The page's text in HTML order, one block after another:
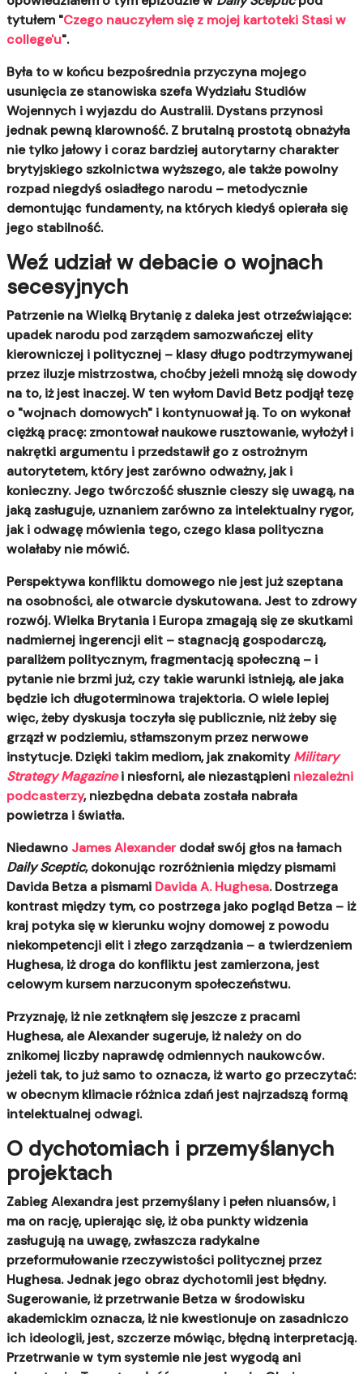
tytułem "Czego nauczyłem się z mojej kartoteki Stasi w
college'u".
Była to w końcu bezpośrednia przyczyna mojego
usunięcia ze stanowiska szefa Wydziału Studiów
Wojennych i wyjazdu do Australii. Dystans przynosi
jednak pewną klarowność. Z brutalną prostotą obnażyła
nie tylko jałowy i coraz bardziej autorytarny charakter
brytyjskiego szkolnictwa wyższego, ale także powolny
rozpad niegdyś osiadłego narodu – metodycznie
demontując fundamenty, na których kiedyś opierała się
jego stabilność.
Weź udział w debacie o wojnach
secesyjnych
Patrzenie na Wielką Brytanię z daleka jest otrzeźwiające:
upadek narodu pod zarządem samozwańczej elity
kierowniczej i politycznej – klasy długo podtrzymywanej
przez iluzje mistrzostwa, choćby jeżeli mnożą się dowody
na to, iż jest inaczej. W ten wyłom David Betz podjął tezę
o "wojnach domowych" i kontynuował ją. To on wykonał
ciężką pracę: zmontował naukowe rusztowanie, wyłożył i
nakrętki argumentu i przedstawił go z ostrożnym
autorytetem, który jest zarówno odważny, jak i
konieczny. Jego twórczość słusznie cieszy się uwagą, na
jaką zasługuje, uznaniem zarówno za intelektualny rygor,
jak i odwagę mówienia tego, czego klasa polityczna
wolałaby nie mówić.
Perspektywa konfliktu domowego nie jest już szeptana
na osobności, ale otwarcie dyskutowana.Jest to zdrowy
rozwój. Wielka Brytania i Europa zmagają się ze skutkami
nadmiernej ingerencji elit – stagnacją gospodarczą,
paraliżem politycznym, fragmentacją społeczną – i
pytanie nie brzmi już, czy takie warunki istnieją, ale jaka
będzie ich długoterminowa trajektoria. O wiele lepiej
więc, żeby dyskusja toczyła się publicznie, niż żeby się
grzązł w podziemiu, stłamszonym przez nerwowe
instytucje. Dzięki takim mediom, jak znakomityMilitary
Strategy Magazinei niesforni, ale niezastąpieni niezależni
podcasterzy, niezbędna debata została nabrała
powietrza i światła.
Niedawno James Alexanderdodał swój głos na łamach
Daily Sceptic, dokonując rozróżnienia między pismami
Davida Betza a pismami Davida A. Hughesa. Dostrzega
kontrast między tym, co postrzega jako pogląd Betza – iż
kraj potyka się w kierunku wojny domowej z powodu
niekompetencji elit i złego zarządzania – a twierdzeniem
Hughesa, iż droga do konfliktu jest zamierzona, jest
celowym kursem narzuconym społeczeństwu.
Przyznaję, iż nie zetknąłem się jeszcze z pracami
Hughesa, ale Alexander sugeruje, iż należy on do
znikomej liczby naprawdę odmiennych naukowców.
jeżeli tak, to już samo to oznacza, iż warto go przeczytać:
w obecnym klimacie różnica zdań jest najrzadszą formą
intelektualnej odwagi.
O dychotomiach i przemyślanych
projektach
Zabieg Alexandra jest przemyślany i pełen niuansów, i
ma on rację, upierając się, iż oba punkty widzenia
zasługują na uwagę, zwłaszcza radykalne
przeformułowanie rzeczywistości politycznej przez
Hughesa. Jednak jego obraz dychotomii jest błędny.
Sugerowanie, iż przetrwanie Betza w środowisku
akademickim oznacza, iż nie kwestionuje on zasadniczo
ich ideologii, jest, szczerze mówiąc, błędną interpretacją.
Przetrwanie w tym systemie nie jest wygodą ani